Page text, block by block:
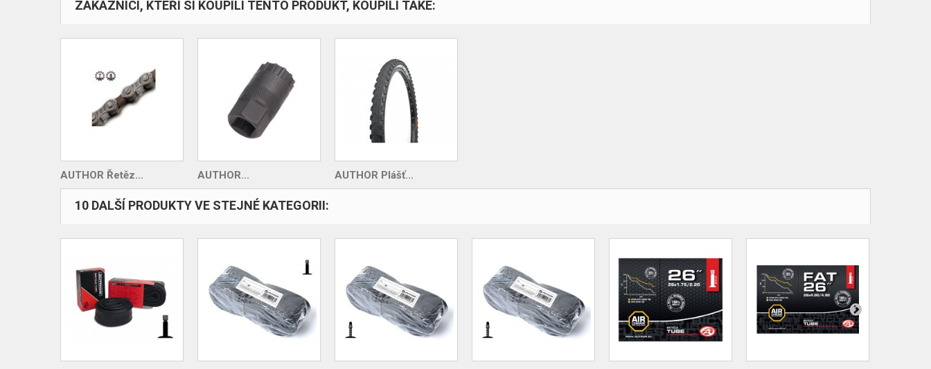
ZÁKAZNÍCI, KTEŘÍ SI KOUPILI TENTO PRODUKT, KOUPILI TAKÉ:
AUTHOR Řetěz... AUTHOR... AUTHOR Plášť...
10 DALŠÍ PRODUKTY VE STEJNÉ KATEGORII: